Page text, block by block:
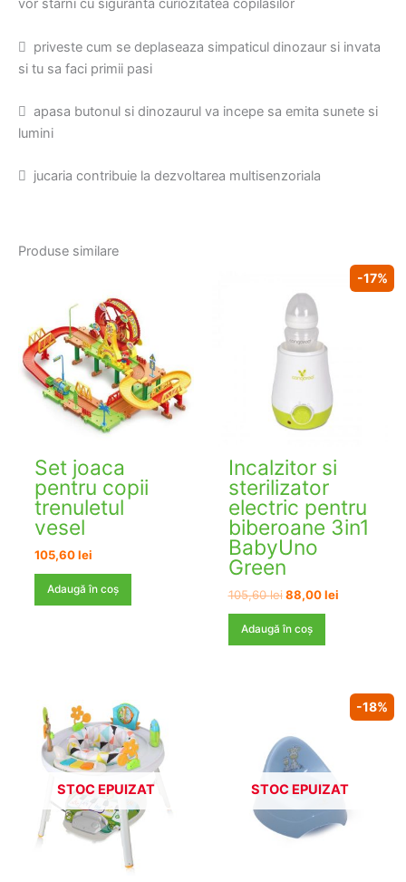
vor starni cu siguranta curiozitatea copilasilor
 priveste cum se deplaseaza simpaticul dinozaur si invata
si tu sa faci primii pasi
 apasa butonul si dinozaurul va incepe sa emita sunete si
lumini
 jucaria contribuie la dezvoltarea multisenzoriala
Produse similare
Set joaca
pentru copii
trenuletul
vesel
105,60lei
Adaugă în coș
-17%
Incalzitor si
sterilizator
electric pentru
biberoane 3in1
BabyUno
Green
105,60lei Prețul
a
fost:
88,00leiPrețul
Adaugă în coș
STOC EPUIZAT
-18%
STOC EPUIZAT